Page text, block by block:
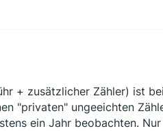
+ zusätzlicher Zähler) ist
"privaten" ungeeichten
ein Jahr beobachten.